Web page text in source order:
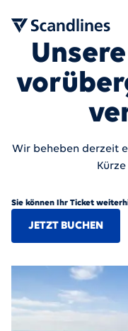
Wir beheben derzeit
Sie können Ihr Ticket
JETZT BUCHEN